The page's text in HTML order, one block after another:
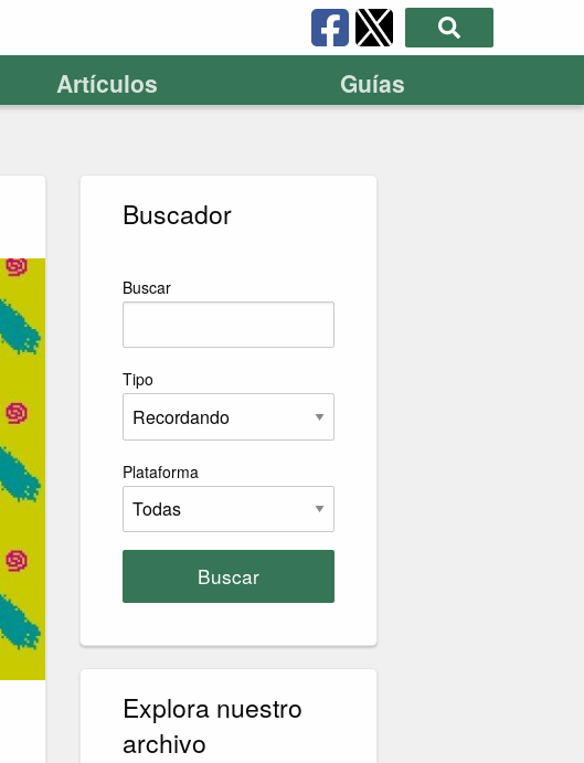
Artículos Guías
Buscador
Buscar
Tipo
Plataforma
Buscar
Explora nuestro
archivo